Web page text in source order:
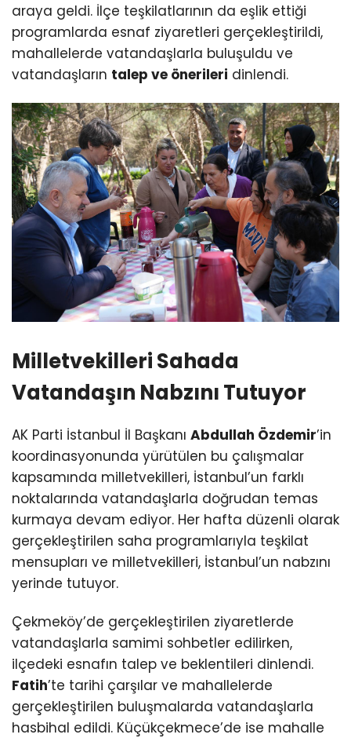
araya geldi. İlçe teşkilatlarının da eşlik ettiği
programlarda esnaf ziyaretleri gerçekleştirildi,
mahallelerde vatandaşlarla buluşuldu ve
vatandaşların talep ve önerileri dinlendi.
Milletvekilleri Sahada
Vatandaşın Nabzını Tutuyor
AK Parti İstanbul İl Başkanı Abdullah Özdemir’in
koordinasyonunda yürütülen bu çalışmalar
kapsamında milletvekilleri, İstanbul’un farklı
noktalarında vatandaşlarla doğrudan temas
kurmaya devam ediyor. Her hafta düzenli olarak
gerçekleştirilen saha programlarıyla teşkilat
mensupları ve milletvekilleri, İstanbul’un nabzını
yerinde tutuyor.
Çekmeköy’de gerçekleştirilen ziyaretlerde
vatandaşlarla samimi sohbetler edilirken,
ilçedeki esnafın talep ve beklentileri dinlendi.
Fatih’te tarihi çarşılar ve mahallelerde
gerçekleştirilen buluşmalarda vatandaşlarla
hasbihal edildi. Küçükçekmece’de ise mahalle